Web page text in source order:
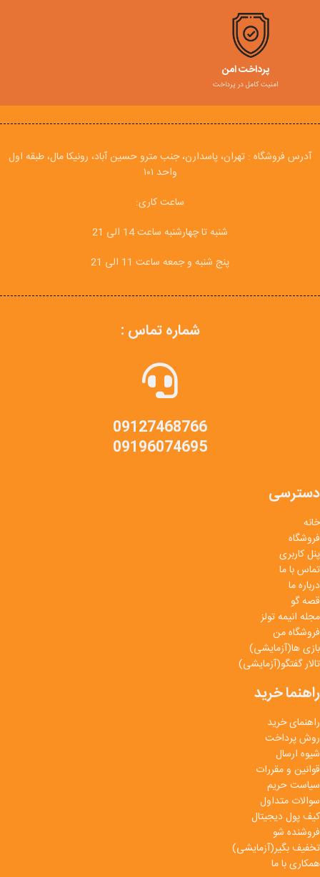
پرداخت امن
امنیت کامل در پرداخت
آدرس فروشگاه : تهران، پاسدارن، جنب مترو حسین آباد، رونیکا مال، طبقه اول
واحد ۱۰۱
ساعت کاری:
شنبه تا چهارشنبه ساعت 14 الی 21
پنج شنبه و جمعه ساعت 11 الی 21
شماره تماس :
09127468766
09196074695
دسترسی
خانه
فروشگاه
پنل کاربری
تماس با ما
درباره ما
قصه گو
مجله انیمه تولز
فروشگاه من
بازی ها(آزمایشی)
تالار گفتگو(آزمایشی)
راهنما خرید
راهنمای خرید
روش پرداخت
شیوه ارسال
قوانین و مقررات
سیاست حریم
سوالات متداول
کیف پول دیجیتال
فروشنده شو
تخفیف بگیر(آزمایشی)
همکاری با ما